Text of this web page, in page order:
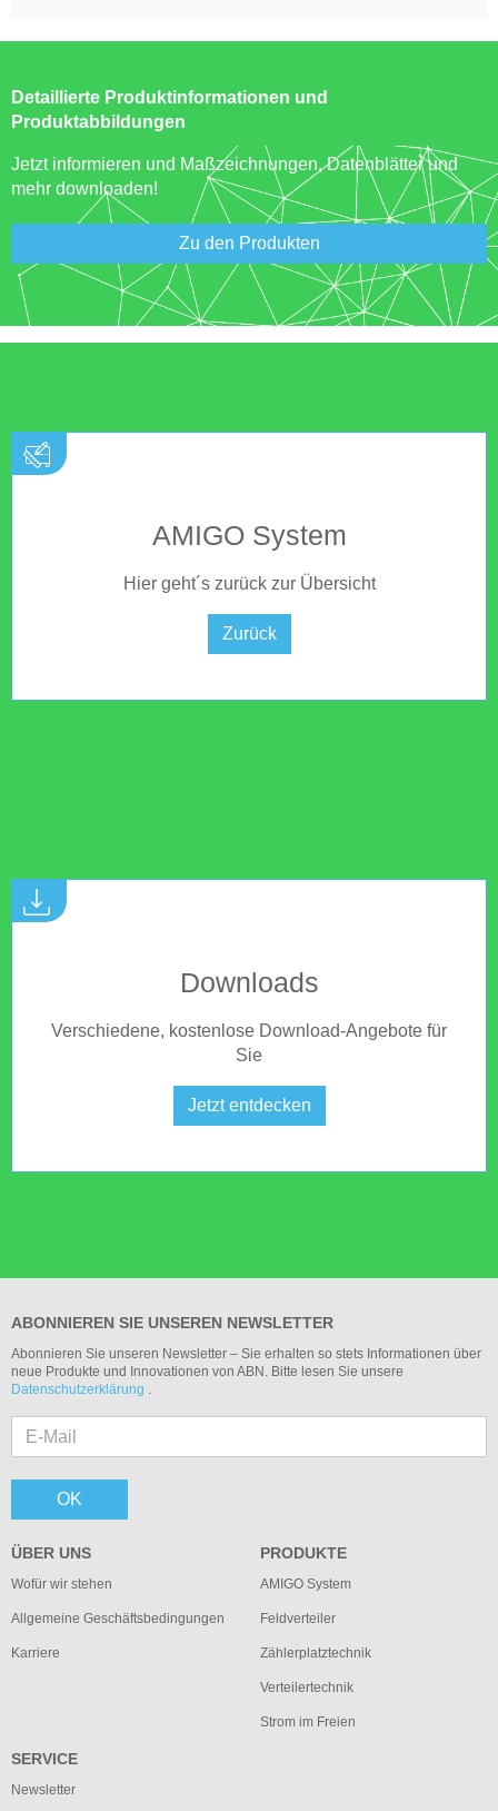
Detaillierte Produktinformationen und
Produktabbildungen
Jetzt informieren und Maßzeichnungen, Datenblätter und
mehr downloaden!
Zu den Produkten
AMIGO System
Hier geht´s zurück zur Übersicht
Zurück
Downloads
Verschiedene, kostenlose Download-Angebote für
Sie
Jetzt entdecken
ABONNIEREN SIE UNSEREN NEWSLETTER
Abonnieren Sie unseren Newsletter – Sie erhalten so stets Informationen über
neue Produkte und Innovationen von ABN. Bitte lesen Sie unsere
Datenschutzerklärung .
OK
ÜBER UNS
Wofür wir stehen
Allgemeine Geschäftsbedingungen
Karriere
PRODUKTE
AMIGO System
Feldverteiler
Zählerplatztechnik
Verteilertechnik
Strom im Freien
SERVICE
Newsletter